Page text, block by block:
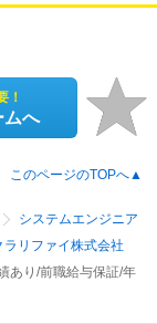
！
ムへ
このページのTOPへ▲
システムエンジニア
ラリファイ株式会社
あり/前職給与保証/年